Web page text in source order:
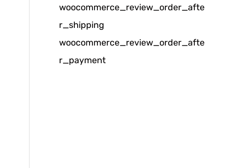
:
woocommerce_review_order_afte
r_shipping
woocommerce_review_order_afte
r_payment